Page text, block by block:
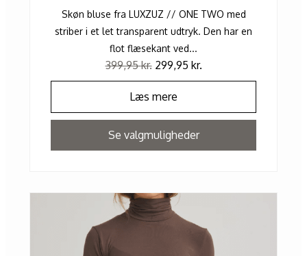
Skøn bluse fra LUXZUZ // ONE TWO med
striber i et let transparent udtryk. Den har en
flot flæsekant ved...
399,95kr. 299,95 kr.
Læs mere
Se valgmuligheder